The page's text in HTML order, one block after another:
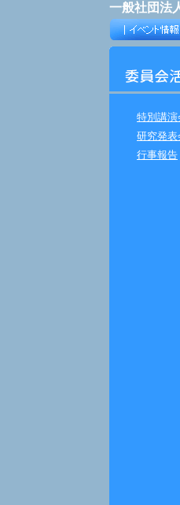
一般社団法
特別講演
研究発表
行事報告